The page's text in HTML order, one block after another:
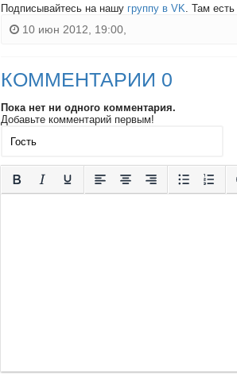
Подписывайтесь на нашу группу в VK. Там
10 июн 2012, 19:00,
КОММЕНТАРИИ 0
Пока нет ни одного комментария.
Добавьте комментарий первым!